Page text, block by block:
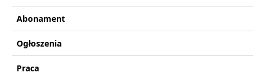
Abonament
Ogłoszenia
Praca